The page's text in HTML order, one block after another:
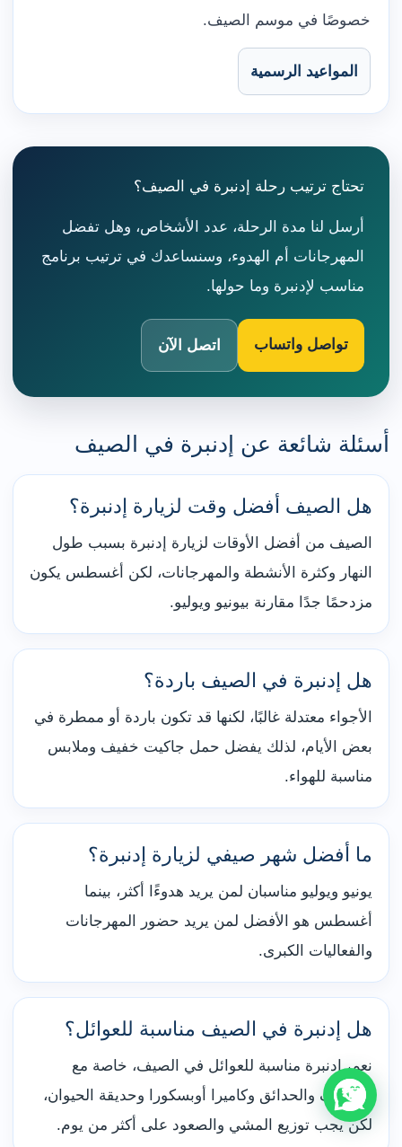
خصوصًا في موسم الصيف.
المواعيد الرسمية
تحتاج ترتيب رحلة إدنبرة في الصيف؟
أرسل لنا مدة الرحلة، عدد الأشخاص، وهل تفضل
المهرجانات أم الهدوء، وسنساعدك في ترتيب برنامج
مناسب لإدنبرة وما حولها.
تواصل واتساب اتصل الآن
أسئلة شائعة عن إدنبرة في الصيف
هل الصيف أفضل وقت لزيارة إدنبرة؟
الصيف من أفضل الأوقات لزيارة إدنبرة بسبب طول
النهار وكثرة الأنشطة والمهرجانات، لكن أغسطس يكون
مزدحمًا جدًا مقارنة بيونيو ويوليو.
هل إدنبرة في الصيف باردة؟
الأجواء معتدلة غالبًا، لكنها قد تكون باردة أو ممطرة في
بعض الأيام، لذلك يفضل حمل جاكيت خفيف وملابس
مناسبة للهواء.
ما أفضل شهر صيفي لزيارة إدنبرة؟
يونيو ويوليو مناسبان لمن يريد هدوءًا أكثر، بينما
أغسطس هو الأفضل لمن يريد حضور المهرجانات
والفعاليات الكبرى.
هل إدنبرة في الصيف مناسبة للعوائل؟
نعم، إدنبرة مناسبة للعوائل في الصيف، خاصة مع
المتاحف والحدائق وكاميرا أوبسكورا وحديقة الحيوان،
لكن يجب توزيع المشي والصعود على أكثر من يوم.